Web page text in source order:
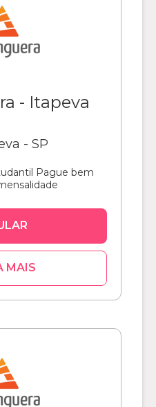
- Itapeva
- SP
Pague bem
MAIS